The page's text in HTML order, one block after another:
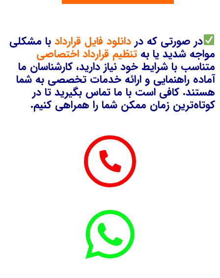
در صورتی که در دانلود فایل قراردادبا مشکلی
مواجه شدید یا به تنظیم قرارداد اختصاصی
متناسب با شرایط خود نیاز دارید، کارشناسان ما
آماده راهنمایی و ارائه خدمات تخصصی به شما
هستند. کافی است با ما تماس بگیرید تا در
کوتاه‌ترین زمان ممکن شما را همراهی کنیم.